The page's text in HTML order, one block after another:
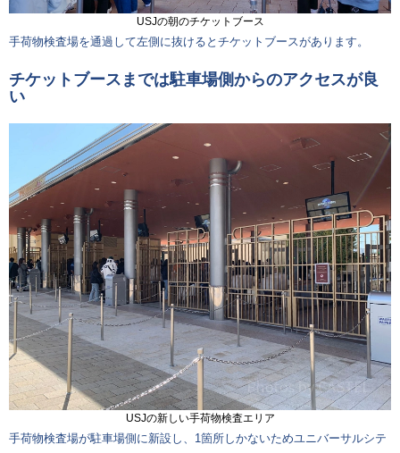
USJの朝のチケットブース
手荷物検査場を通過して左側に抜けるとチケットブースがあります。
チケットブースまでは駐車場側からのアクセスが良
い
USJの新しい手荷物検査エリア
手荷物検査場が駐車場側に新設し、1箇所しかないためユニバーサルシテ